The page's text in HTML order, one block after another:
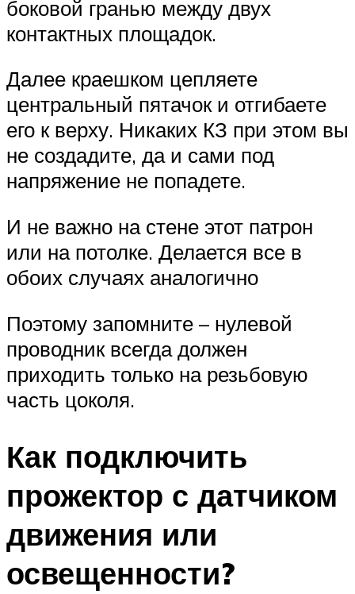
боковой гранью между двух
контактных площадок.
Далее краешком цепляете
центральный пятачок и отгибаете
его к верху. Никаких КЗ при этом вы
не создадите, да и сами под
напряжение не попадете.
И не важно на стене этот патрон
или на потолке. Делается все в
обоих случаях аналогично
Поэтому запомните – нулевой
проводник всегда должен
приходить только на резьбовую
часть цоколя.
Как подключить
прожектор с датчиком
движения или
освещенности?